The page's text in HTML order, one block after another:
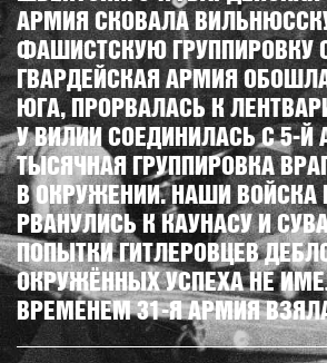
АРМИЯ СКОВАЛА
ФАШИСТСКУЮ ГРУППИРОВКУ
ГВАРДЕЙСКАЯ АРМИЯ
ЮГА, ПРОРВАЛАСЬ К
У ВИЛИИ СОЕДИНИЛАСЬ С 5-Й
ТЫСЯЧНАЯ ГРУППИРОВКА
В ОКРУЖЕНИИ. НАШИ ВОЙСКА
РВАНУЛИСЬ К КАУНАСУ И
ПОПЫТКИ ГИТЛЕРОВЦЕВ
ОКРУЖЁННЫХ УСПЕХА НЕ
ВРЕМЕНЕМ 31-Я АРМИЯ